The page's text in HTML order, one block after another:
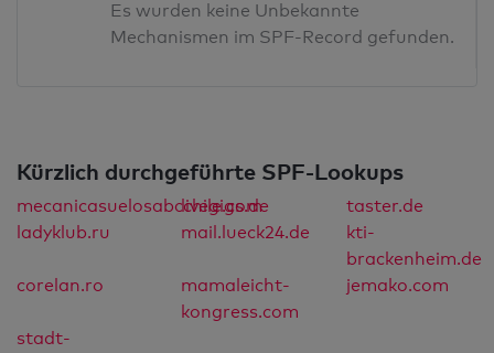
Es wurden keine Unbekannte
Mechanismen im SPF-Record gefunden.
Kürzlich durchgeführte SPF-Lookups
mecanicasuelosabcchile.com
livegigs.de
taster.de
ladyklub.ru
mail.lueck24.de
kti-
brackenheim.de
corelan.ro
mamaleicht-
kongress.com
jemako.com
stadt-